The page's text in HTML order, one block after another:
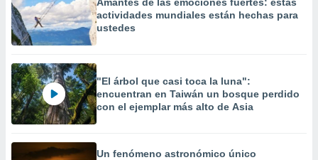
actividades mundiales están hechas para
ustedes
"El árbol que casi toca la luna":
encuentran en Taiwán un bosque perdido
con el ejemplar más alto de Asia
Un fenómeno astronómico único